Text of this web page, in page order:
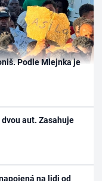
Podle Mlejnka je
aut. Zasahuje
na lidi od